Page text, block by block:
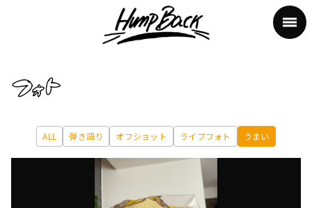
ALL 弾き語り オフショット ライブフォト うまい